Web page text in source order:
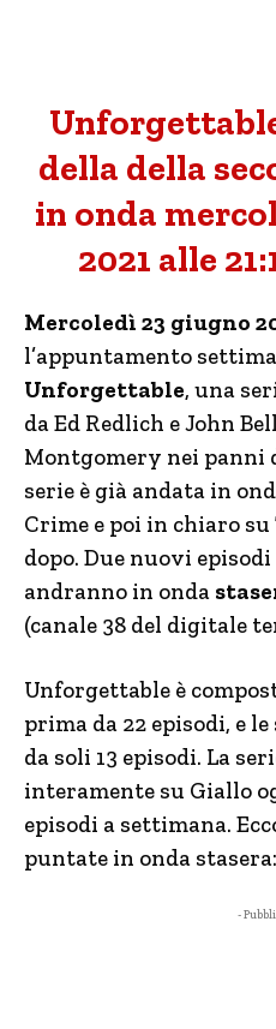
della della
in onda
2021 alle
Mercoledì 23 giugno
l’appuntamento
Unforgettable, una
da Ed Redlich e John
Montgomery nei panni
serie è già andata in
Crime e poi in chiaro
dopo. Due nuovi
andranno in onda
(canale 38 del digitale
Unforgettable è
prima da 22 episodi, e
da soli 13 episodi. La
interamente su Giallo
episodi a settimana.
puntate in onda stasera:
-